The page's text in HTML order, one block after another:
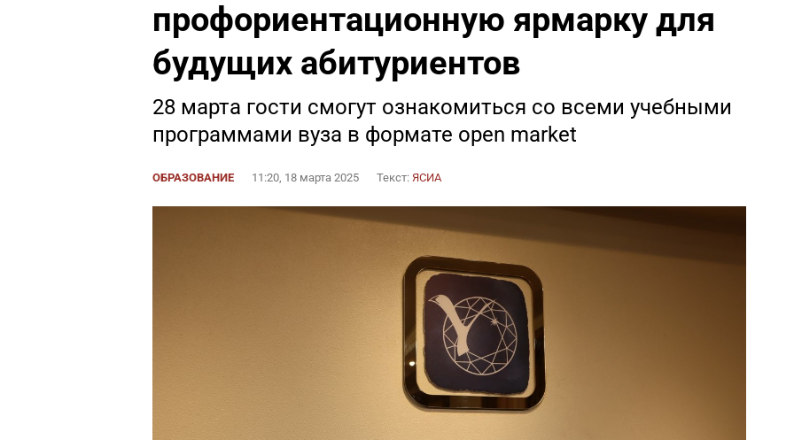
профориентационную ярмарку для
будущих абитуриентов
28 марта гости смогут ознакомиться со всеми учебными
программами вуза в формате open market
ОБРАЗОВАНИЕ 11:20, 18 марта 2025 Текст: ЯСИА